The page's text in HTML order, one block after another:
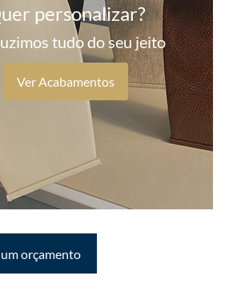
personalizar?
tudo do seu jeito
Ver Acabamentos
orçamento